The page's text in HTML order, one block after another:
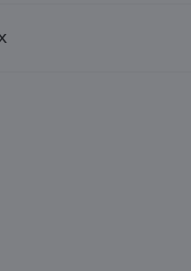
г. Минск, ул. Немига, 5,